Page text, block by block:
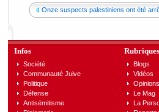
Onze suspects palestiniens ont été
Infos
Société
Communauté Juive
Politique
Défense
Antisémitisme
Rubriques
Blogs
Vidéos
Opinions
Le Mag
La